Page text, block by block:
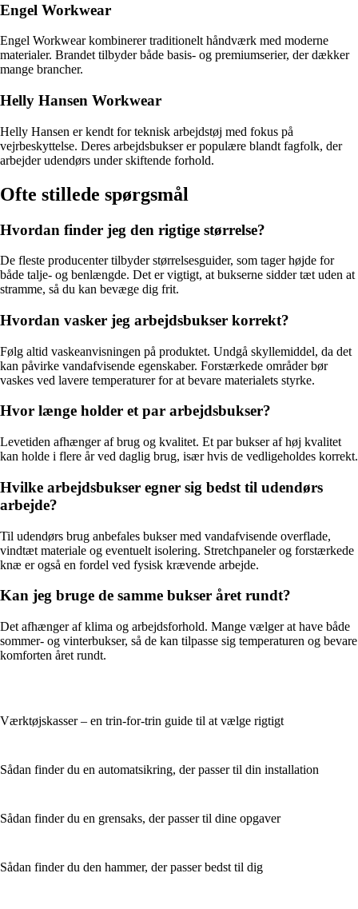
Engel Workwear
Engel Workwear kombinerer traditionelt håndværk med moderne
materialer. Brandet tilbyder både basis- og premiumserier, der dækker
mange brancher.
Helly Hansen Workwear
Helly Hansen er kendt for teknisk arbejdstøj med fokus på
vejrbeskyttelse. Deres arbejdsbukser er populære blandt fagfolk, der
arbejder udendørs under skiftende forhold.
Ofte stillede spørgsmål
Hvordan finder jeg den rigtige størrelse?
De fleste producenter tilbyder størrelsesguider, som tager højde for
både talje- og benlængde. Det er vigtigt, at bukserne sidder tæt uden at
stramme, så du kan bevæge dig frit.
Hvordan vasker jeg arbejdsbukser korrekt?
Følg altid vaskeanvisningen på produktet. Undgå skyllemiddel, da det
kan påvirke vandafvisende egenskaber. Forstærkede områder bør
vaskes ved lavere temperaturer for at bevare materialets styrke.
Hvor længe holder et par arbejdsbukser?
Levetiden afhænger af brug og kvalitet. Et par bukser af høj kvalitet
kan holde i flere år ved daglig brug, især hvis de vedligeholdes korrekt.
Hvilke arbejdsbukser egner sig bedst til udendørs
arbejde?
Til udendørs brug anbefales bukser med vandafvisende overflade,
vindtæt materiale og eventuelt isolering. Stretchpaneler og forstærkede
knæ er også en fordel ved fysisk krævende arbejde.
Kan jeg bruge de samme bukser året rundt?
Det afhænger af klima og arbejdsforhold. Mange vælger at have både
sommer- og vinterbukser, så de kan tilpasse sig temperaturen og bevare
komforten året rundt.
Værktøjskasser – en trin-for-trin guide til at vælge rigtigt
Sådan finder du en automatsikring, der passer til din installation
Sådan finder du en grensaks, der passer til dine opgaver
Sådan finder du den hammer, der passer bedst til dig